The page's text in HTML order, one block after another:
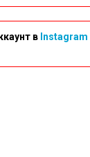
в Instagram